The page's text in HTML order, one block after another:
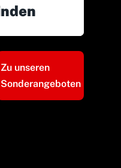
Zu unseren
Sonderangeboten